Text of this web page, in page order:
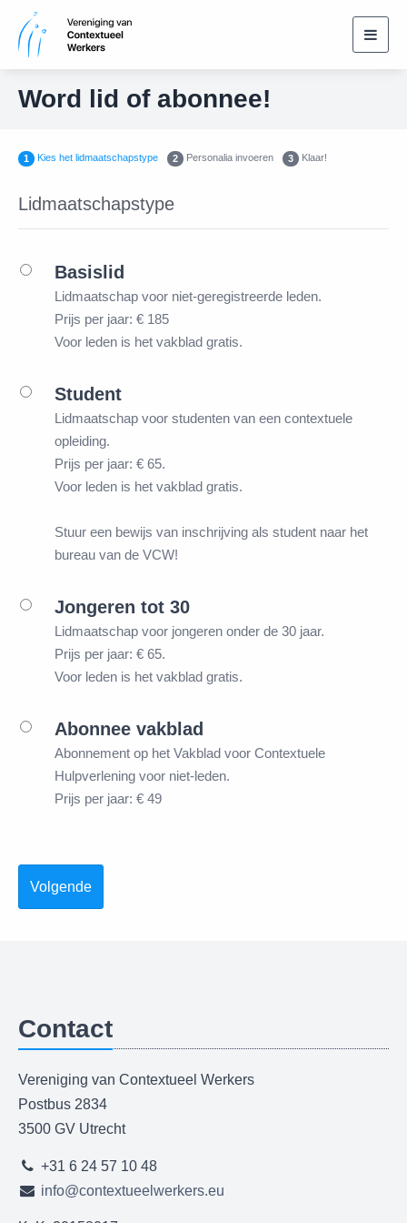
Word lid of abonnee!
1 Kies het lidmaatschapstype 2 Personalia invoeren 3 Klaar!
Lidmaatschapstype
Basislid
Lidmaatschap voor niet-geregistreerde leden.
Prijs per jaar: € 185
Voor leden is het vakblad gratis.
Student
Lidmaatschap voor studenten van een contextuele
opleiding.
Prijs per jaar: € 65.
Voor leden is het vakblad gratis.
Stuur een bewijs van inschrijving als student naar het
bureau van de VCW!
Jongeren tot 30
Lidmaatschap voor jongeren onder de 30 jaar.
Prijs per jaar: € 65.
Voor leden is het vakblad gratis.
Abonnee vakblad
Abonnement op het Vakblad voor Contextuele
Hulpverlening voor niet-leden.
Prijs per jaar: € 49
Volgende
Contact
Vereniging van Contextueel Werkers
Postbus 2834
3500 GV Utrecht
+31 6 24 57 10 48
info@contextueelwerkers.eu